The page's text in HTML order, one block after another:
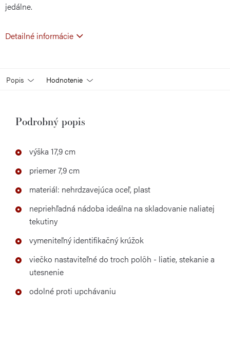
jedálne.
Detailné informácie
Popis Hodnotenie
Podrobný popis
výška 17,9 cm
priemer 7,9 cm
materiál: nehrdzavejúca oceľ, plast
nepriehľadná nádoba ideálna na skladovanie naliatej
tekutiny
vymeniteľný identifikačný krúžok
viečko nastaviteľné do troch polôh - liatie, stekanie a
utesnenie
odolné proti upchávaniu